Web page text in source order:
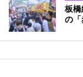
板
の「